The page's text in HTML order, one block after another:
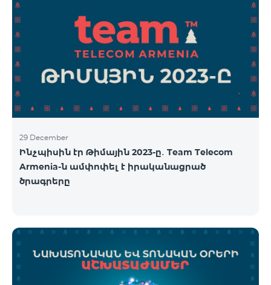
29 December
Ինչպիսին էր Թիմային 2023-ը․ Team Telecom
Armenia-ն ամփոփել է իրականացրած
ծրագրերը